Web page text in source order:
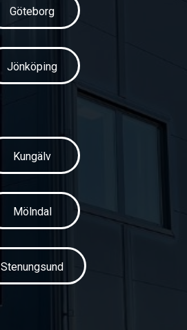
Göteborg
Jönköping
Kungälv
Mölndal
Stenungsund